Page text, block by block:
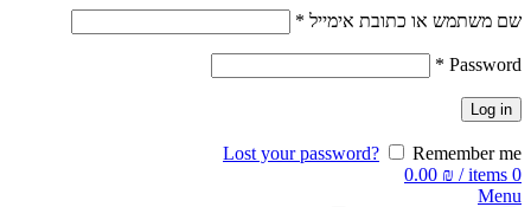
שם משתמש או כתובת אימייל *
Password
*
Log in
Lost your password?
Remember me
0
items
/
0.00 ₪
Menu